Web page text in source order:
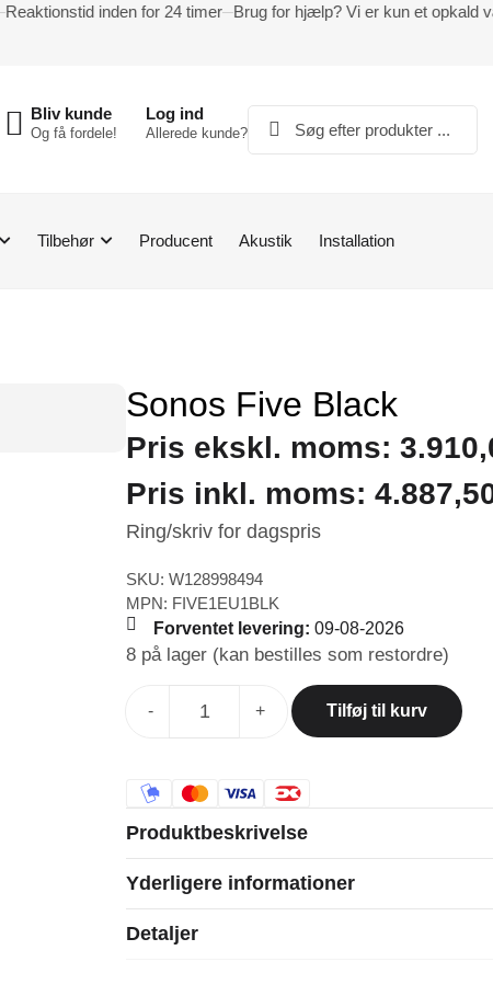
Reaktionstid inden for 24 timer Brug for hjælp? Vi er kun et opkald
Bliv kunde
Og få fordele!
Log ind
Allerede kunde?
Tilbehør Producent Akustik Installation
Sonos Five Black
Pris ekskl. moms:
Pris inkl. moms:
Ring/skriv for dagspris
SKU: W128998494
MPN: FIVE1EU1BLK
Forventet levering: 09-08-2026
8 på lager (kan bestilles som restordre)
- + Tilføj til kurv
Produktbeskrivelse
Yderligere informationer
Detaljer